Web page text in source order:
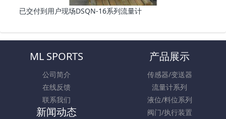
已交付到用户现场DSQN-16系列流量计
ML SPORTS
公司简介
在线反馈
联系我们
产品展示
传感器/变送器
流量计系列
液位/料位系列
阀门/执行装置
新闻动态